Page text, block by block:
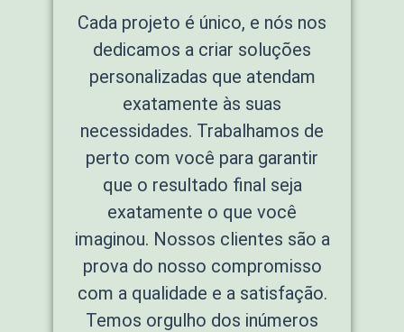
Cada projeto é único, e nós nos
dedicamos a criar soluções
personalizadas que atendam
exatamente às suas
necessidades. Trabalhamos de
perto com você para garantir
que o resultado final seja
exatamente o que você
imaginou. Nossos clientes são a
prova do nosso compromisso
com a qualidade e a satisfação.
Temos orgulho dos inúmeros